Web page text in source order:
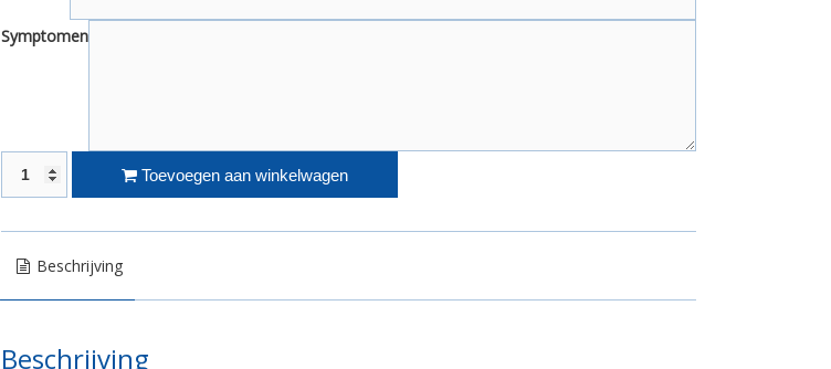
Symptomen
Opel Meriva C1532 aantalToevoegen aan winkelwagen
Beschrijving
Beschrijving